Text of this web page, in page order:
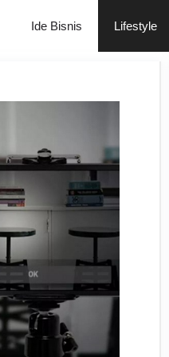
Ide Bisnis Lifestyle